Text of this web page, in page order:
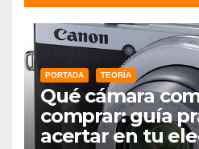
PORTADA TEORÍA
Qué cámara
comprar: guía
acertar en tu